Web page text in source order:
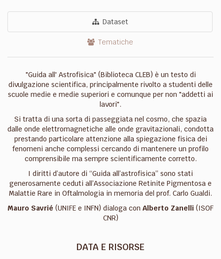
Dataset
Tematiche
"Guida all' Astrofisica" (Biblioteca CLEB) è un testo di
divulgazione scientifica, principalmente rivolto a studenti delle
scuole medie e medie superiori e comunque per non "addetti ai
lavori".
Si tratta di una sorta di passeggiata nel cosmo, che spazia
dalle onde elettromagnetiche alle onde gravitazionali, condotta
prestando particolare attenzione alla spiegazione fisica dei
fenomeni anche complessi cercando di mantenere un profilo
comprensibile ma sempre scientificamente corretto.
I diritti d’autore di “Guida all’astrofisica” sono stati
generosamente ceduti all’Associazione Retinite Pigmentosa e
Malattie Rare in Oftalmologia in memoria del prof. Carlo Gualdi.
Mauro Savrié (UNIFE e INFN) dialoga conAlberto Zanelli (ISOF
CNR)
DATA E RISORSE